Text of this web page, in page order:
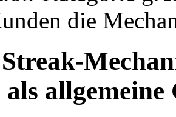
die
als